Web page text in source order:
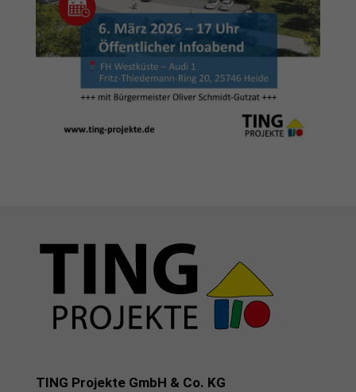
TING Projekte GmbH & Co. KG